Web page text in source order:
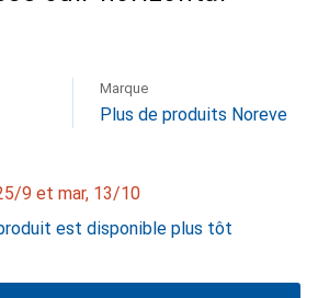
Marque
Plus de produits Noreve
9 et mar, 13/10
est disponible plus tôt